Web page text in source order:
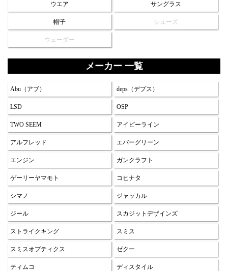
ウエア サングラス
帽子 シューズ
ウェーダー
メーカー 一覧
Abu（アブ） deps（デプス）
LSD OSP
TWO SEEM アイビーライン
アルフレッド エバーグリーン
エンジン ガンクラフト
ゲーリーヤマモト コヒナタ
シマノ ジャッカル
ジール スカジットデザインズ
ストライクキング スミス
スミスオプティクス ゼクー
ティムコ ディスタイル